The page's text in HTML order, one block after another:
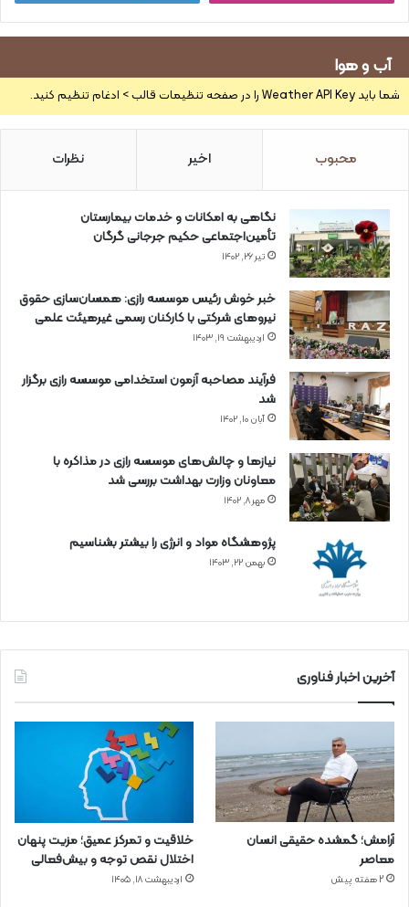
آب و هوا
شما باید Weather API Key را در صفحه تنظیمات قالب > ادغام تنظیم کنید.
محبوب اخیر نظرات
نگاهی به امکانات و خدمات بیمارستان
تأمین‌اجتماعی حکیم جرجانی گرگان
تیر ۲۶, ۱۴۰۲
خبر خوش رئیس موسسه رازی: همسان‌سازی حقوق
نیروهای شرکتی با کارکنان رسمی غیرهیئت علمی
اردیبهشت ۱۹, ۱۴۰۳
فرآیند مصاحبه آزمون استخدامی موسسه رازی برگزار
شد
آبان ۱۰, ۱۴۰۲
نیازها و چالش‌های موسسه رازی در مذاکره با
معاونان وزارت بهداشت بررسی شد
مهر ۸, ۱۴۰۲
پژوهشگاه مواد و انرژی را بیشتر بشناسیم
بهمن ۲۲, ۱۴۰۳
آخرین اخبار فناوری
آرامش؛ گمشده حقیقی انسان
معاصر
2 هفته پیش
خلاقیت و تمرکز عمیق؛ مزیت پنهان
اختلال نقص توجه و بیش‌فعالی
اردیبهشت ۱۸, ۱۴۰۵